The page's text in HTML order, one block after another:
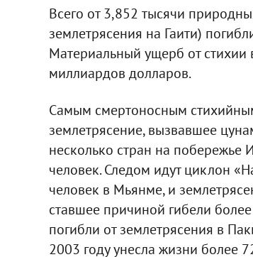
Всего от 3,852 тысячи
землетрясения на Гаити)
Материальный ущерб от стихии
миллиардов долларов.
Самым смертоносным
землетрясение, вызвавшее
несколько стран на побережье
человек. Следом идут циклон
человек в Мьянме, и
ставшее причиной гибели
погибли от землетрясения в
2003 году унесла жизни более